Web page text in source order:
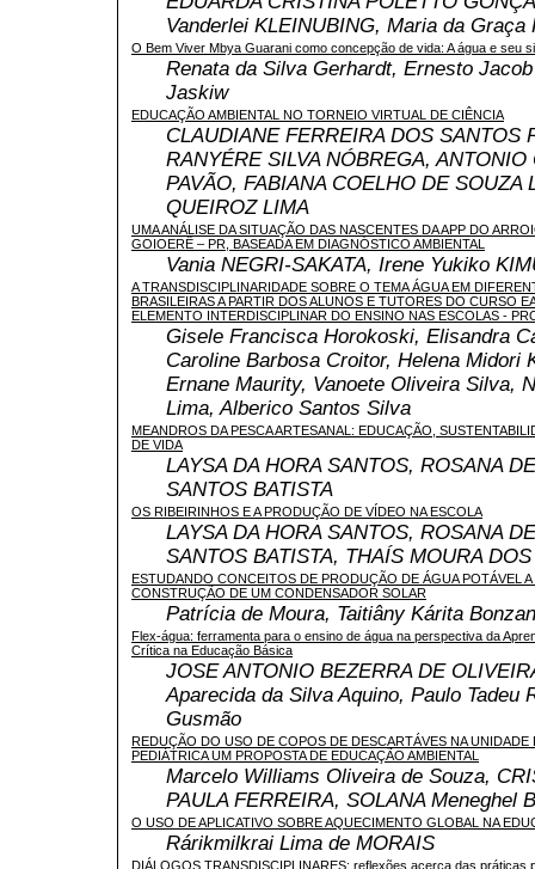
Vanderlei KLEINUBING, Maria da Graça
O Bem Viver Mbya Guarani como concepção de vida: A água e seu
Renata da Silva Gerhardt, Ernesto
Jaskiw
EDUCAÇÃO AMBIENTAL NO TORNEIO VIRTUAL DE CIÊNCIA
CLAUDIANE FERREIRA DOS SANTOS
RANYÉRE SILVA NÓBREGA, ANTONIO
PAVÃO, FABIANA COELHO DE SOUZA
QUEIROZ LIMA
UMA ANÁLISE DA SITUAÇÃO DAS NASCENTES DA APP DO
GOIOERÊ – PR, BASEADA EM DIAGNÓSTICO AMBIENTAL
Vania NEGRI-SAKATA, Irene Yukiko
A TRANSDISCIPLINARIDADE SOBRE O TEMA ÁGUA EM
BRASILEIRAS A PARTIR DOS ALUNOS E TUTORES DO CURSO
ELEMENTO INTERDISCIPLINAR DO ENSINO NAS ESCOLAS -
Gisele Francisca Horokoski, Elisandra
Caroline Barbosa Croitor, Helena Midori
Ernane Maurity, Vanoete Oliveira Silva,
Lima, Alberico Santos Silva
MEANDROS DA PESCA ARTESANAL: EDUCAÇÃO,
DE VIDA
LAYSA DA HORA SANTOS, ROSANA
SANTOS BATISTA
OS RIBEIRINHOS E A PRODUÇÃO DE VÍDEO NA ESCOLA
LAYSA DA HORA SANTOS, ROSANA
SANTOS BATISTA, THAÍS MOURA
ESTUDANDO CONCEITOS DE PRODUÇÃO DE ÁGUA POTÁVEL A
CONSTRUÇÃO DE UM CONDENSADOR SOLAR
Patrícia de Moura, Taitiâny Kárita
Flex-água: ferramenta para o ensino de água na perspectiva da
Crítica na Educação Básica
JOSE ANTONIO BEZERRA DE
Aparecida da Silva Aquino, Paulo Tadeu
Gusmão
REDUÇÃO DO USO DE COPOS DE DESCARTÁVES NA UNIDADE
PEDIÁTRICA UM PROPOSTA DE EDUCAÇÃO AMBIENTAL
Marcelo Williams Oliveira de Souza,
PAULA FERREIRA, SOLANA Meneghel
O USO DE APLICATIVO SOBRE AQUECIMENTO GLOBAL NA
Rárikmilkrai Lima de MORAIS
DIÁLOGOS TRANSDISCIPLINARES: reflexões acerca das práticas